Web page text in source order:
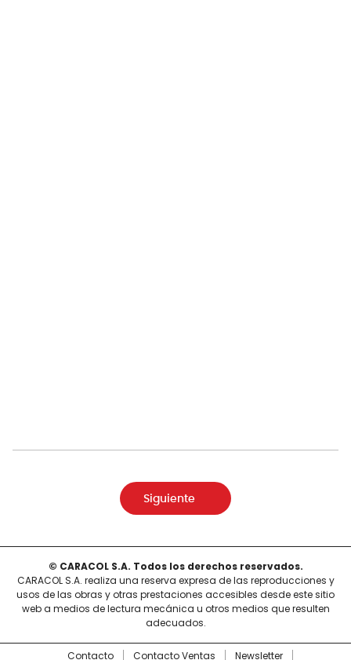
Siguiente
© CARACOL S.A. Todos los derechos reservados.
CARACOL S.A. realiza una reserva expresa de las reproducciones y
usos de las obras y otras prestaciones accesibles desde este sitio
web a medios de lectura mecánica u otros medios que resulten
adecuados.
Contacto Contacto Ventas Newsletter